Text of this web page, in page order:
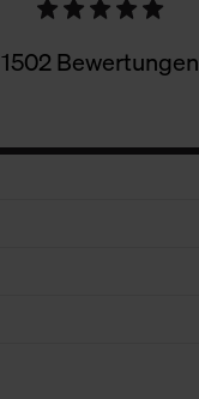
1502 Bewertungen